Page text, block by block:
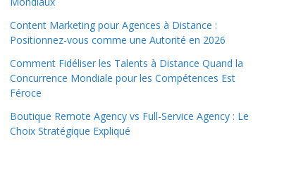
Content Marketing pour Agences à Distance :
Positionnez-vous comme une Autorité en 2026
Comment Fidéliser les Talents à Distance Quand la
Concurrence Mondiale pour les Compétences Est
Féroce
Boutique Remote Agency vs Full-Service Agency : Le
Choix Stratégique Expliqué